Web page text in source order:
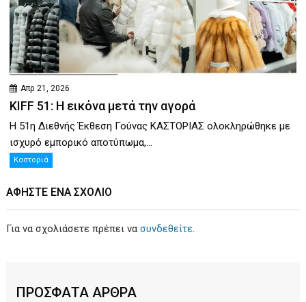
Απρ 21, 2026
KIFF 51: Η εικόνα μετά την αγορά
Η 51η Διεθνής Έκθεση Γούνας ΚΑΣΤΟΡΙΑΣ ολοκληρώθηκε με
ισχυρό εμπορικό αποτύπωμα,...
Καστοριά
ΑΦΉΣΤΕ ΕΝΑ ΣΧΌΛΙΟ
Για να σχολιάσετε πρέπει νασυνδεθείτε.
ΠΡΟΣΦΑΤΑ ΑΡΘΡΑ